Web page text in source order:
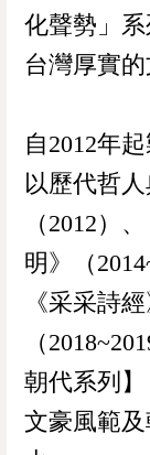
化聲勢」
台灣厚實的
自2012年
以歷代哲
（2012）
明》（
《采采詩
（
朝代系列
文豪風範